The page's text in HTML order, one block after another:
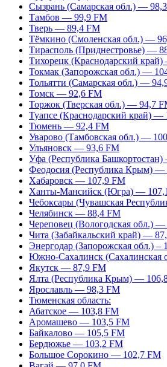
Сызрань (Самарская обл.) —
Тамбов — 99,9 FM
Тверь — 89,4 FM
Тёмкино (Смоленская обл.) —
Тирасполь (Приднестровье) —
Тихорецк (Краснодарский
Токмак (Запорожская обл.) —
Тольятти (Самарская обл.) —
Томск — 92,6 FM
Торжок (Тверская обл.) — 94,7
Туапсе (Краснодарский край) —
Тюмень — 92,4 FM
Уварово (Тамбовская обл.) —
Ульяновск — 93,6 FM
Уфа (Республика
Феодосия (Республика Крым) —
Хабаровск — 107,9 FM
Ханты-Мансийск (Югра) —
Чебоксары (Чувашская
Челябинск — 88,4 FM
Череповец (Вологодская обл.)
Чита (Забайкальский край) —
Энергодар (Запорожская обл.) –
Южно-Сахалинск (Сахалинская
Якутск — 87,9 FM
Ялта (Республика Крым) —
Ярославль — 98,3 FM
Тюменская область:
Абатское — 103,8 FM
Аромашево — 103,5 FM
Байкалово — 105,5 FM
Бердюжье — 103,2 FM
Большое Сорокино — 102,7 FM